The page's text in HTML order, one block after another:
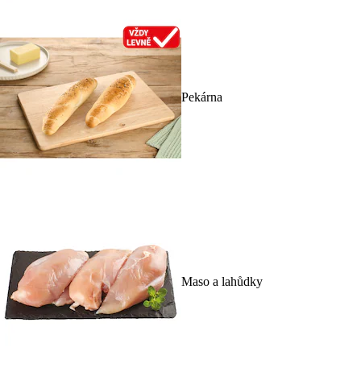
Pekárna
Maso a lahůdky